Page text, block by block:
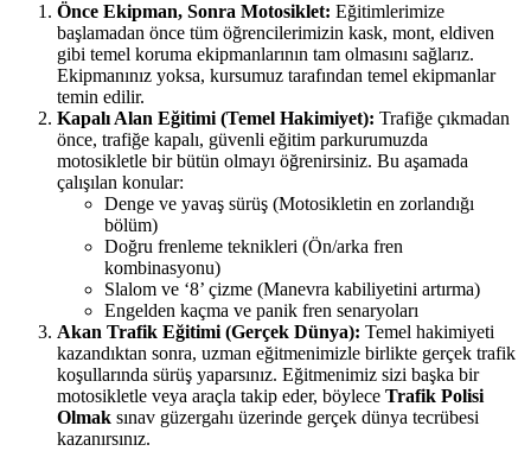
Önce Ekipman, Sonra Motosiklet: Eğitimlerimize
başlamadan önce tüm öğrencilerimizin kask, mont, eldiven
gibi temel koruma ekipmanlarının tam olmasını sağlarız.
Ekipmanınız yoksa, kursumuz tarafından temel ekipmanlar
temin edilir.
Kapalı Alan Eğitimi (Temel Hakimiyet): Trafiğe çıkmadan
önce, trafiğe kapalı, güvenli eğitim parkurumuzda
motosikletle bir bütün olmayı öğrenirsiniz. Bu aşamada
çalışılan konular:
Denge ve yavaş sürüş (Motosikletin en zorlandığı
bölüm)
Doğru frenleme teknikleri (Ön/arka fren
kombinasyonu)
Slalom ve ‘8’ çizme (Manevra kabiliyetini artırma)
Engelden kaçma ve panik fren senaryoları
Akan Trafik Eğitimi (Gerçek Dünya): Temel hakimiyeti
kazandıktan sonra, uzman eğitmenimizle birlikte gerçek trafik
koşullarında sürüş yaparsınız. Eğitmenimiz sizi başka bir
motosikletle veya araçla takip eder, böylece Trafik Polisi
Olmak sınav güzergahı üzerinde gerçek dünya tecrübesi
kazanırsınız.